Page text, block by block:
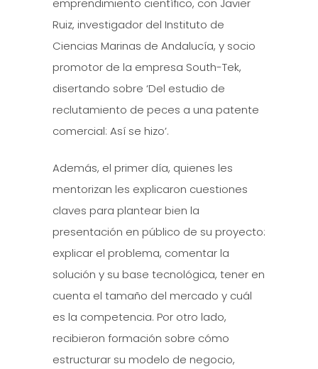
emprendimiento científico, con Javier
Ruiz, investigador del Instituto de
Ciencias Marinas de Andalucía, y socio
promotor de la empresa South-Tek,
disertando sobre ‘Del estudio de
reclutamiento de peces a una patente
comercial: Así se hizo’.
Además, el primer día, quienes les
mentorizan les explicaron cuestiones
claves para plantear bien la
presentación en público de su proyecto:
explicar el problema, comentar la
solución y su base tecnológica, tener en
cuenta el tamaño del mercado y cuál
es la competencia. Por otro lado,
recibieron formación sobre cómo
estructurar su modelo de negocio,